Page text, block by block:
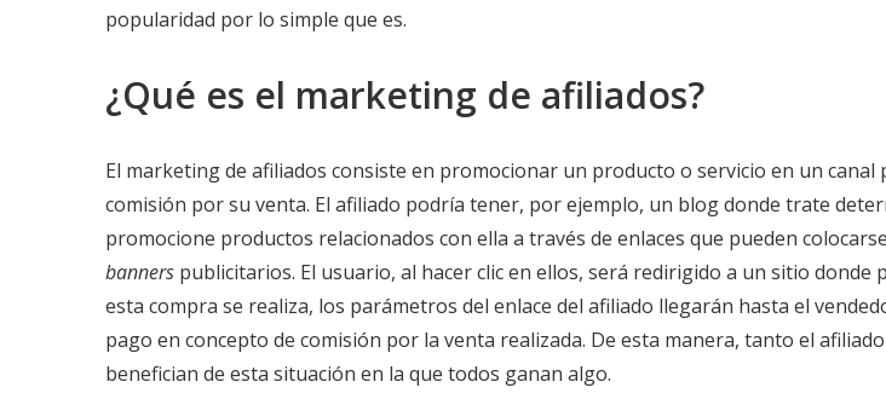
popularidad por lo simple que es.
¿Qué es el marketing de afiliados?
El marketing de afiliados consiste en promocionar un producto o servicio en un
comisión por su venta. El afiliado podría tener, por ejemplo, un blog donde trate
promocione productos relacionados con ella a través de enlaces que pueden
banners publicitarios. El usuario, al hacer clic en ellos, será redirigido a un sitio donde
esta compra se realiza, los parámetros del enlace del afiliado llegarán hasta el
pago en concepto de comisión por la venta realizada. De esta manera, tanto el
benefician de esta situación en la que todos ganan algo.